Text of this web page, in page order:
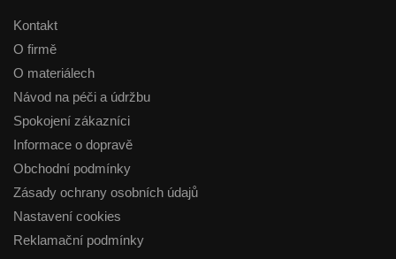
Kontakt
O firmě
O materiálech
Návod na péči a údržbu
Spokojení zákazníci
Informace o dopravě
Obchodní podmínky
Zásady ochrany osobních údajů
Nastavení cookies
Reklamační podmínky